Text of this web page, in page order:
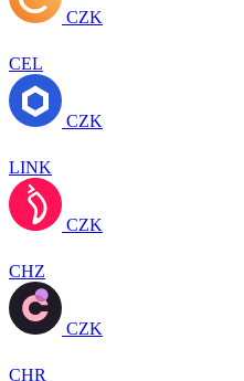
CZK
CEL
CZK
LINK
CZK
CHZ
CZK
CHR